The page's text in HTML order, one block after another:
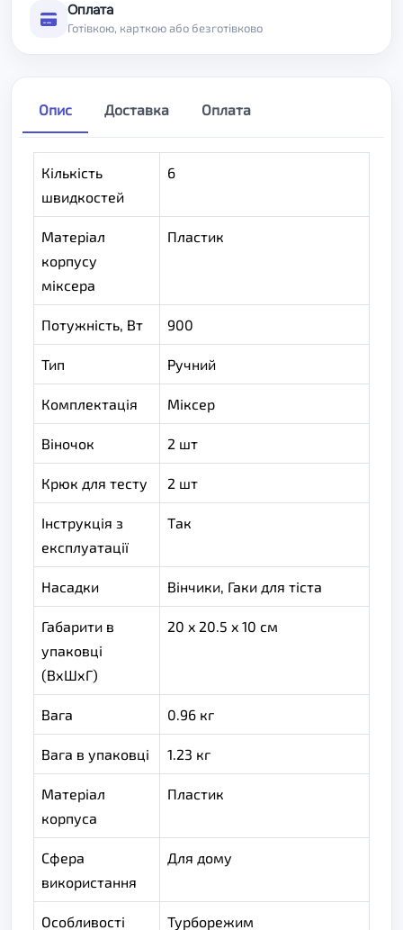
Оплата
Готівкою, карткою або безготівково
Опис Доставка Оплата
Кількість
швидкостей
6
Матеріал
корпусу
міксера
Пластик
Потужність, Вт 900
Тип Ручний
Комплектація Міксер
Віночок 2 шт
Крюк для тесту 2 шт
Інструкція з
експлуатації
Так
Насадки Вінчики, Гаки для тіста
Габарити в
упаковці
(ВхШхГ)
20 x 20.5 x 10 см
Вага 0.96 кг
Вага в упаковці 1.23 кг
Матеріал
корпуса
Пластик
Сфера
використання
Для дому
Особливості Турборежим